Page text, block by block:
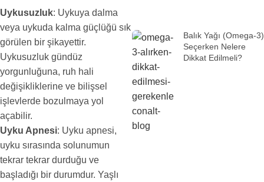
Uykusuzluk: Uykuya dalma
veya uykuda kalma güçlüğü sık
görülen bir şikayettir.
Uykusuzluk gündüz
yorgunluğuna, ruh hali
değişikliklerine ve bilişsel
işlevlerde bozulmaya yol
açabilir.
Uyku Apnesi: Uyku apnesi,
uyku sırasında solunumun
tekrar tekrar durduğu ve
başladığı bir durumdur. Yaşlı
Balık Yağı (Omega-3)
Seçerken Nelere
Dikkat Edilmeli?